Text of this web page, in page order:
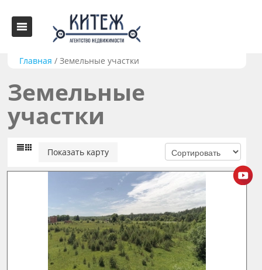
Главная /Земельные участки
Земельные
участки
Показать карту